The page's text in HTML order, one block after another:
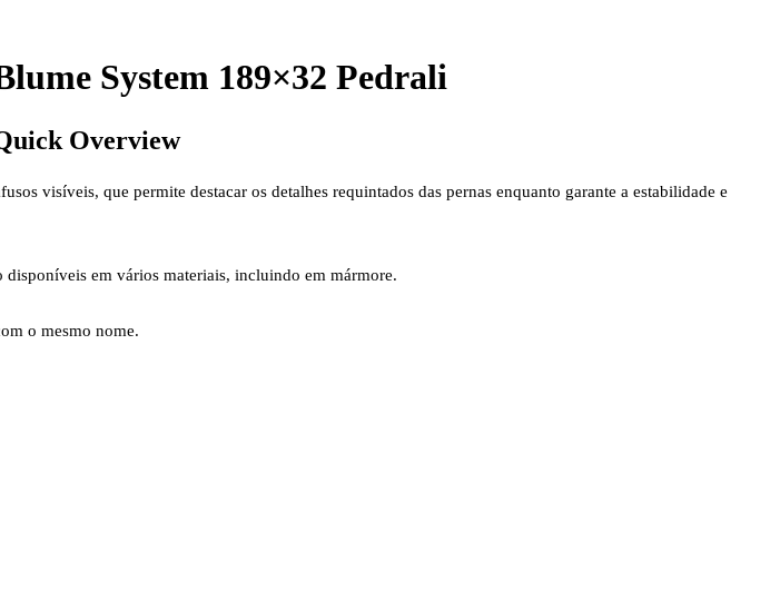
System 189×32 Pedrali
Overview
visíveis, que permite destacar os detalhes requintados das pernas enquanto garante a estabilidade e
disponíveis em vários materiais, incluindo em mármore.
o mesmo nome.